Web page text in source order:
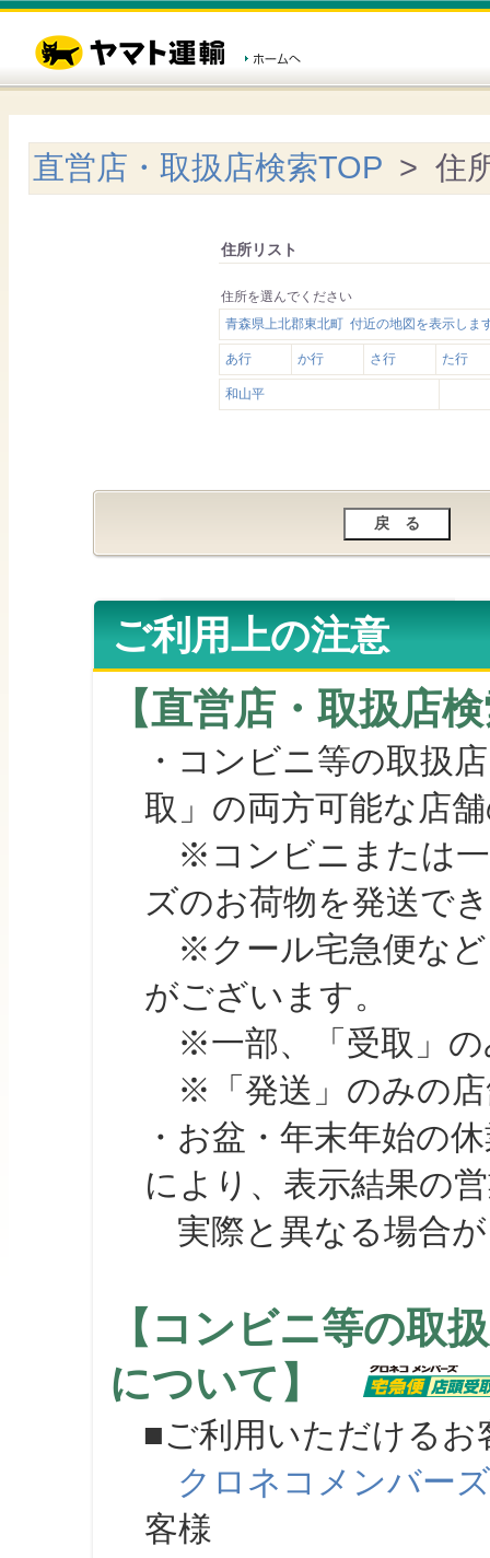
直営店・取扱店検索TOP > 住
住所リスト
住所を選んでください
青森県上北郡東北町 付近の地図を表示しま
あ行 か行 さ行 た行
和山平
ご利用上の注意
【直営店・取扱店
・コンビニ等の取扱
取」の両方可能な店
※コンビニまたは一
ズのお荷物を発送で
※クール宅急便など
がございます。
※一部、「受取」の
※「発送」のみの店
・お盆・年末年始の
により、表示結果の
実際と異なる場合が
【コンビニ等の取
について】
■ご利用いただけるお
クロネコメンバーズ
客様